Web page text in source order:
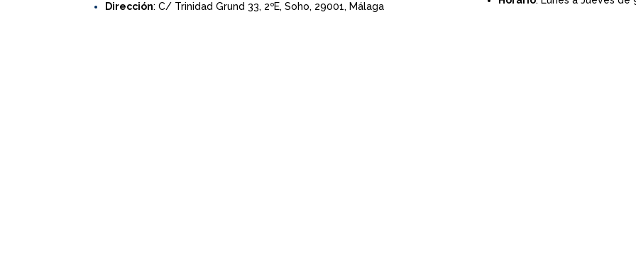
Dirección: C/ Trinidad Grund 33, 2ºE, Soho, 29001, Málaga